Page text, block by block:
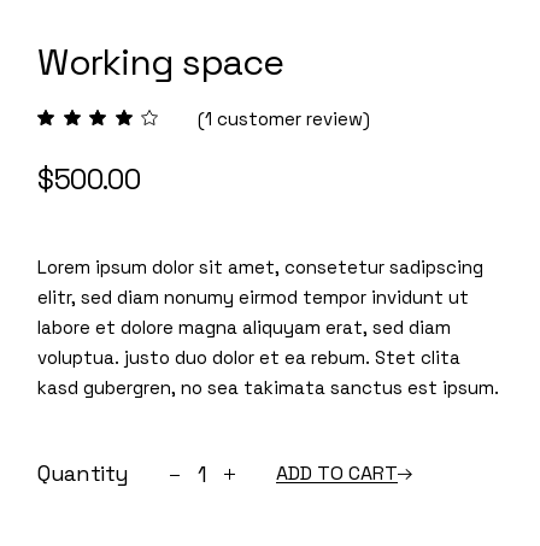
Working space
(1 customer review)
$500.00
Lorem ipsum dolor sit amet, consetetur sadipscing
elitr, sed diam nonumy eirmod tempor invidunt ut
labore et dolore magna aliquyam erat, sed diam
voluptua. justo duo dolor et ea rebum. Stet clita
kasd gubergren, no sea takimata sanctus est ipsum.
Quantity Working space quantity
ADD TO CART